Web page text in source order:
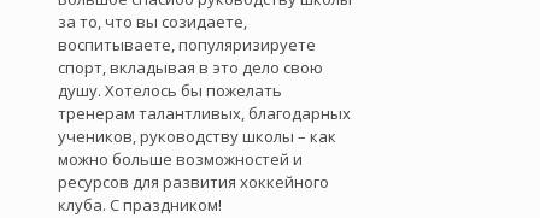
за то, что вы созидаете,
воспитываете, популяризируете
спорт, вкладывая в это дело свою
душу. Хотелось бы пожелать
тренерам талантливых, благодарных
учеников, руководству школы – как
можно больше возможностей и
ресурсов для развития хоккейного
клуба. С праздником!